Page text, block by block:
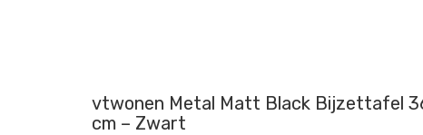
vtwonen Metal Matt Black Bijzettafel
cm – Zwart